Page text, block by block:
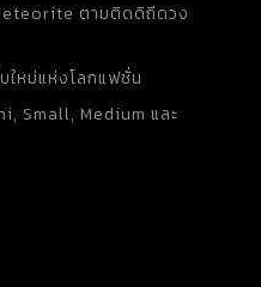
ตามติดดิถีดวง
ใหม่แห่งโลกแฟชั่น
Small, Medium และ